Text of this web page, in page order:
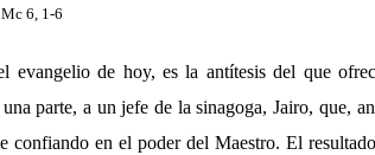
6, 1-6
evangelio de hoy, es la antítesis del que
parte, a un jefe de la sinagoga, Jairo, que,
confiando en el poder del Maestro. El